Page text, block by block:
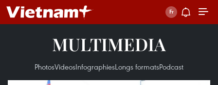
MULTIMEDIA
PhotosVideosInfographiesLongs formatsPodcast